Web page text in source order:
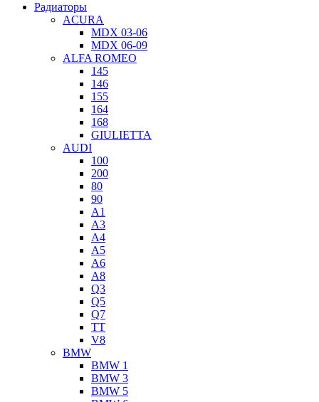
Радиаторы
ACURA
MDX 03-06
MDX 06-09
ALFA ROMEO
145
146
155
164
168
GIULIETTA
AUDI
100
200
80
90
A1
A3
A4
A5
A6
A8
Q3
Q5
Q7
TT
V8
BMW
BMW 1
BMW 3
BMW 5